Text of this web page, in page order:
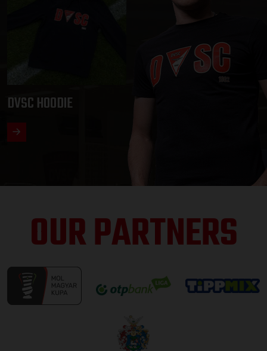
DVSC HOODIE
OUR PARTNERS